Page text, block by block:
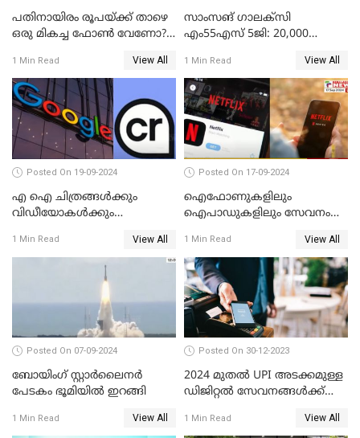
പതിനായിരം രൂപയ്ക്ക് താഴെ
ഒരു മികച്ച ഫോൺ വേണോ?
അവതരിപ്പിച്ചു
1 Min Read View All
സാംസങ് ഗാലക്സി
എം55എസ് 5ജി: 20,000
മികച്ച സ്മാർട്ട്ഫോൺ
1 Min Read View All
Posted On 19-09-2024
എ ഐ ചിത്രങ്ങള്‍ക്കും
വിഡീയോകള്‍ക്കും
1 Min Read View All
Posted On 17-09-2024
ഐഫോണുകളിലും
ഐപാഡുകളിലും സേവനം
നെറ്റ്ഫ്‌ളിക്‌സ്
1 Min Read View All
Posted On 07-09-2024
ബോയിംഗ് സ്റ്റാര്‍ലൈനര്‍
പേടകം ഭൂമിയില്‍ ഇറങ്ങി
1 Min Read View All
Posted On 30-12-2023
2024 മുതൽ UPI അടക്കമുള്ള
ഡിജിറ്റൽ സേവനങ്ങൾക്ക്
കാത്തിരിക്കുന്നത്
1 Min Read View All